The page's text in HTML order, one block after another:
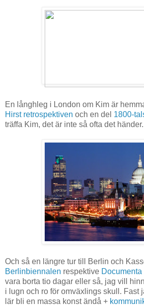
En långhleg i London om Kim är
Hirst retrospektiven och en del 1800-
träffa Kim, det är inte så ofta det händer.
Och så en längre tur till Berlin och
Berlinbiennalen respektive Documenta
vara borta tio dagar eller så, jag vill
i lugn och ro för omväxlings skull. Fast
lär bli en massa konst ändå +